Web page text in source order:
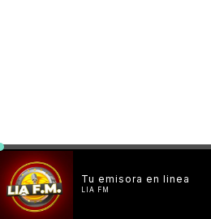
#VIDEO Periodista Guillermo
Leonel Fernández de iniciar la
narcotráfico en el Estado
noviembre 13, 2025
Tu emisora en linea
LIA FM